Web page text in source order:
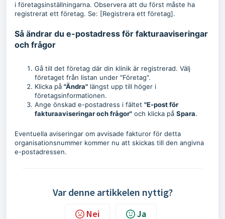
i företagsinställningarna. Observera att du först måste ha
registrerat ett företag. Se: [Registrera ett företag].
Så ändrar du e-postadress för fakturaaviseringar
och frågor
Gå till det företag där din klinik är registrerad. Välj
företaget från listan under "Företag".
Klicka på "Ändra" längst upp till höger i
företagsinformationen.
Ange önskad e-postadress i fältet "E-post för
fakturaaviseringar och frågor" och klicka på Spara.
Eventuella aviseringar om avvisade fakturor för detta
organisationsnummer kommer nu att skickas till den angivna
e-postadressen.
Var denne artikkelen nyttig?
Nei Ja